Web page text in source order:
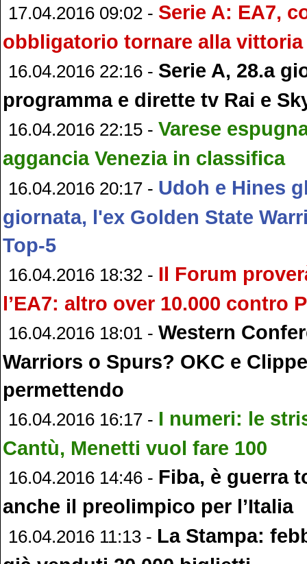
17.04.2016 09:02 - Serie A: EA7,
obbligatorio tornare alla vittoria
16.04.2016 22:16 - Serie A, 28.a
programma e dirette tv Rai e
16.04.2016 22:15 - Varese
aggancia Venezia in classifica
16.04.2016 20:17 - Udoh e Hines
giornata, l'ex Golden State
Top-5
16.04.2016 18:32 - Il Forum
l’EA7: altro over 10.000 contro
16.04.2016 18:01 - Western
Warriors o Spurs? OKC e
permettendo
16.04.2016 16:17 - I numeri: le
Cantù, Menetti vuol fare 100
16.04.2016 14:46 - Fiba, è guerra
anche il preolimpico per l’Italia
16.04.2016 11:13 - La Stampa: